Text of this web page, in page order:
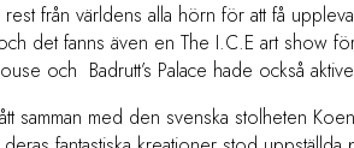
från världens alla hörn för att få
det fanns även en The I.C.E art show
och Badrutt’s Palace hade också
samman med den svenska stolheten